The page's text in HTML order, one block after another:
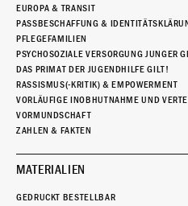
EUROPA & TRANSIT
PASSBESCHAFFUNG &
PFLEGEFAMILIEN
PSYCHOSOZIALE VERSORGUNG JUNGER
DAS PRIMAT DER JUGENDHILFE GILT!
RASSISMUS(-KRITIK) & EMPOWERMENT
VORLÄUFIGE INOBHUTNAHME UND
VORMUNDSCHAFT
ZAHLEN & FAKTEN
MATERIALIEN
GEDRUCKT BESTELLBAR